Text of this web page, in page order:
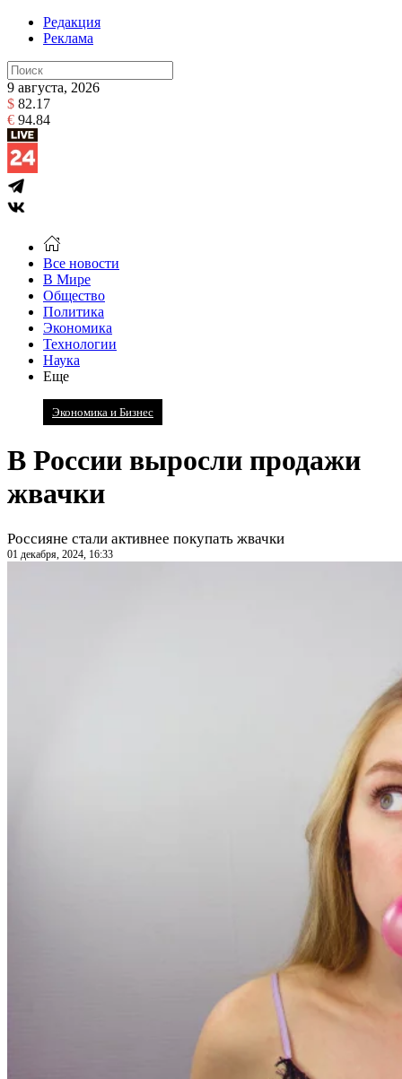
Редакция
Реклама
9 августа, 2026
$ 82.17
€ 94.84
Все новости
В Мире
Общество
Политика
Экономика
Технологии
Наука
Еще
Экономика и Бизнес
В России выросли продажи
жвачки
Россияне стали активнее покупать жвачки
01 декабря, 2024, 16:33